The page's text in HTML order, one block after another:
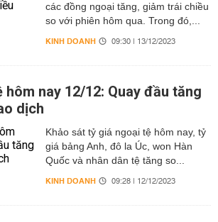
các đồng ngoại tăng, giảm trái chiều
so với phiên hôm qua. Trong đó,...
KINH DOANH 09:30 | 13/12/2023
nay 12/12: Quay đầu tăng
dịch
Khảo sát tỷ giá ngoại tệ hôm nay, tỷ
giá bảng Anh, đô la Úc, won Hàn
Quốc và nhân dân tệ tăng so...
KINH DOANH 09:28 | 12/12/2023